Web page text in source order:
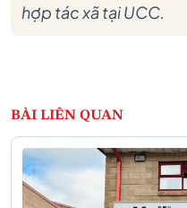
hợp tác xã tại UCC.
BÀI LIÊN QUAN